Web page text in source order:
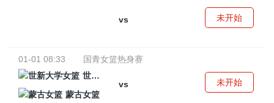
vs 未开始
01-01 08:33
国青女篮热身赛
世新大学女篮
vs
蒙古女篮
未开始